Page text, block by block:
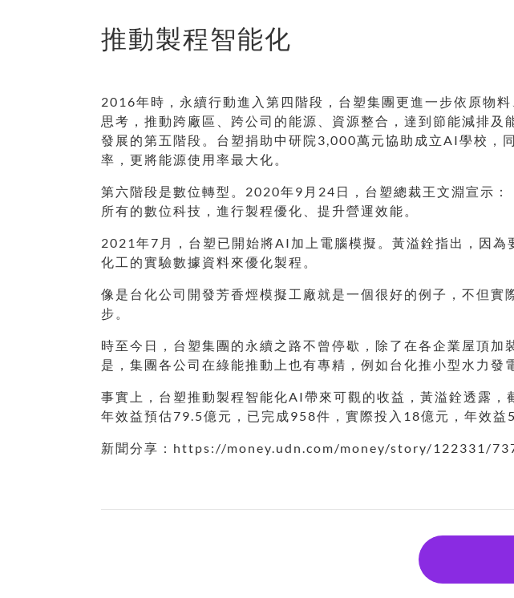
推動製程智能化
2016年時，永續行動進入第四階段，台塑集團更進一步依原物
思考，推動跨廠區、跨公司的能源、資源整合，達到節能減排
發展的第五階段。台塑捐助中研院3,000萬元協助成立AI學校，
率，更將能源使用率最大化。
第六階段是數位轉型。2020年9月24日，台塑總裁王文淵宣示
所有的數位科技，進行製程優化、提升營運效能。
2021年7月，台塑已開始將AI加上電腦模擬。黃溢銓指出，因
化工的實驗數據資料來優化製程。
像是台化公司開發芳香烴模擬工廠就是一個很好的例子，不但
步。
時至今日，台塑集團的永續之路不曾停歇，除了在各企業屋頂
是，集團各公司在綠能推動上也有專精，例如台化推小型水力
事實上，台塑推動製程智能化AI帶來可觀的收益，黃溢銓透露
年效益預估79.5億元，已完成958件，實際投入18億元，年效益
新聞分享：https://money.udn.com/money/story/122331/